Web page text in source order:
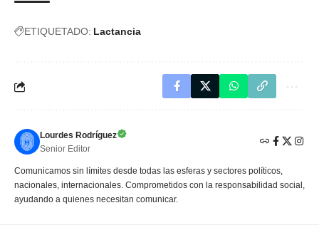
ETIQUETADO: Lactancia
Lourdes Rodríguez
Senior Editor
Comunicamos sin límites desde todas las esferas y sectores políticos,
nacionales, internacionales. Comprometidos con la responsabilidad social,
ayudando a quienes necesitan comunicar.